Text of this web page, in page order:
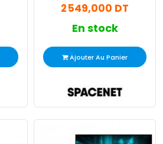
2 549,000 DT
En stock
Ajouter Au Panier